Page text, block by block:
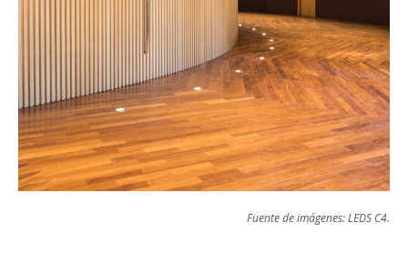
Fuente de imágenes: LEDS C4.